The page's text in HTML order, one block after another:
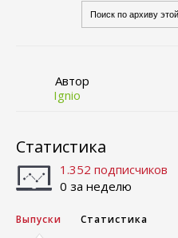
Автор
Ignio
Статистика
1.352 подписчиков
0 за неделю
Выпуски Статистика